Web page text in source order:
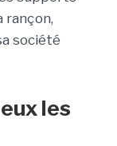
rançon,
société
les